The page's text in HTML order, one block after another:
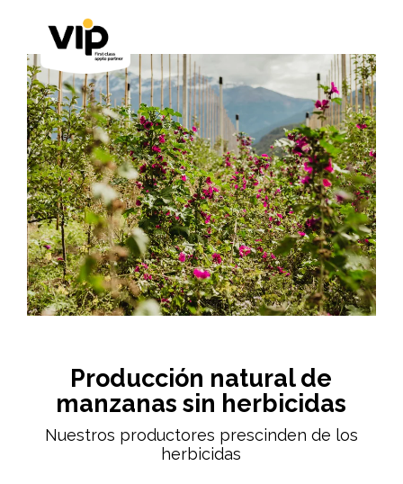
Producción natural de
manzanas sin herbicidas
Nuestros productores prescinden de los
herbicidas